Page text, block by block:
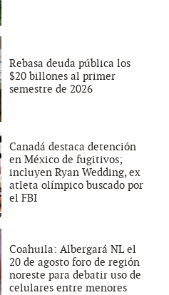
Rebasa deuda pública los
$20 billones al primer
semestre de 2026
Canadá destaca detención
en México de fugitivos;
incluyen Ryan Wedding, ex
atleta olímpico buscado por
el FBI
Coahuila: Albergará NL el
20 de agosto foro de región
noreste para debatir uso de
celulares entre menores